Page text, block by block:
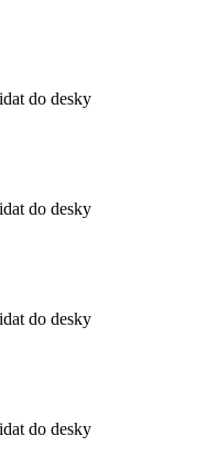
do desky
do desky
do desky
do desky